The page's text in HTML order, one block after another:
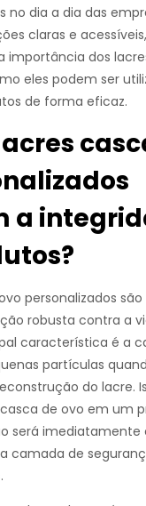
no dia a dia das
claras e
importância dos
eles podem ser
de forma eficaz.
a
personalizados
robusta contra a
característica é a
partículas
do lacre.
de ovo em um
será imediatamente
camada de